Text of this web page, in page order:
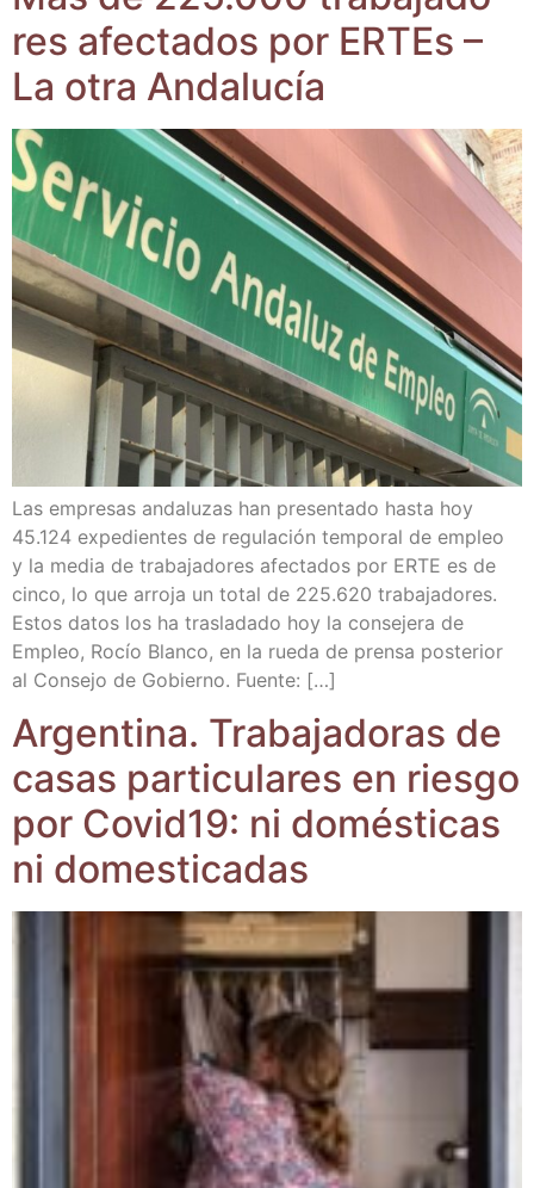
res afec­ta­dos por ERTEs –
La otra Andalucía
Las empre­sas anda­lu­zas han pre­sen­ta­do has­ta hoy
45.124 expe­dien­tes de regu­la­ción tem­po­ral de empleo
y la media de tra­ba­ja­do­res afec­ta­dos por ERTE es de
cin­co, lo que arro­ja un total de 225.620 tra­ba­ja­do­res.
Estos datos los ha tras­la­da­do hoy la con­se­je­ra de
Empleo, Rocío Blan­co, en la rue­da de pren­sa pos­te­rior
al Con­se­jo de Gobierno. Fuente: […]
Argen­ti­na. Tra­ba­ja­do­ras de
casas par­ti­cu­la­res en ries­go
por Covid19: ni domés­ti­cas
ni domesticadas